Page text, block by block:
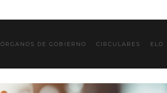
ÓRGANOS DE GOBIERNO CIRCULARES ELO